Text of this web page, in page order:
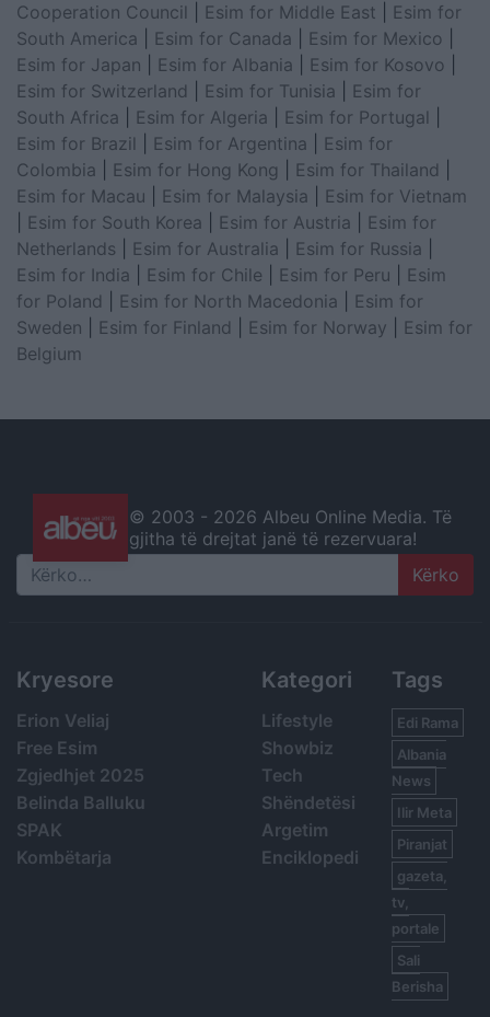
Cooperation Council
Esim for Middle East
Esim for
South America
Esim for Canada Esim for Mexico
Esim for Japan
Esim for Albania Esim for Kosovo
Esim for Switzerland
Esim for Tunisia
Esim for
South Africa
Esim for Algeria Esim for Portugal
Esim for Brazil
Esim for Argentina
Esim for
Colombia
Esim for Hong Kong Esim for Thailand
Esim for Macau
Esim for Malaysia
Esim for Vietnam
Esim for South Korea Esim for Austria
Esim for
Netherlands
Esim for Australia Esim for Russia
Esim for India
Esim for Chile Esim for Peru
Esim
for Poland
Esim for North Macedonia
Esim for
Sweden
Esim for Finland Esim for Norway
Esim for
Belgium
© 2003 - 2026 Albeu Online Media. Të
gjitha të drejtat janë të rezervuara!
Search
Kryesore
Erion Veliaj
Free Esim
Zgjedhjet 2025
Belinda Balluku
SPAK
Kombëtarja
Kategori
Lifestyle
Showbiz
Tech
Shëndetësi
Argetim
Enciklopedi
Tags
Edi Rama
Albania
News
Ilir Meta
Piranjat
gazeta,
tv,
portale
Sali
Berisha